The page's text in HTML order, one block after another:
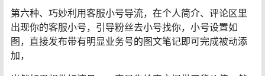
第六种、巧妙利用客服小号导流，在个人简介、评论区里
出现你的客服小号，引导粉丝去小号找你，小号设置如
图，直接发布带有明显业务号的图文笔记即可完成被动添
加，